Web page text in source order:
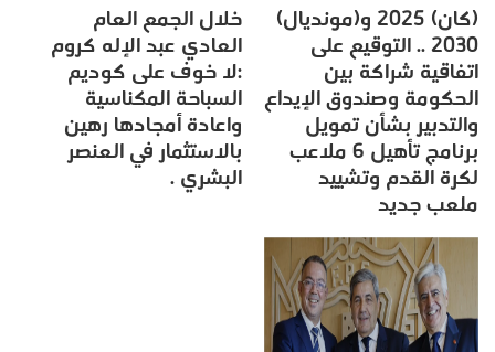
(كان) 2025 و(مونديال)
2030 .. التوقيع على
اتفاقية شراكة بين
الحكومة وصندوق الإيداع
والتدبير بشأن تمويل
برنامج تأهيل 6 ملاعب
لكرة القدم وتشييد
ملعب جديد
خلال الجمع العام
العادي عبد الإله كروم
:لا خوف على كوديم
السباحة المكناسية
واعادة أمجادها رهين
بالاستثمار في العنصر
البشري .